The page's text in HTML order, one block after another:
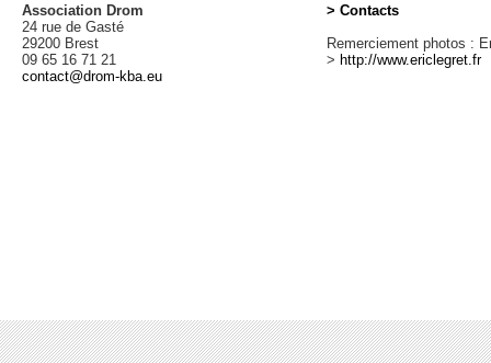
Association Drom
24 rue de Gasté
29200 Brest
09 65 16 71 21
contact@drom-kba.eu
> Contacts
Remerciement photos :
> http://www.ericlegret.fr